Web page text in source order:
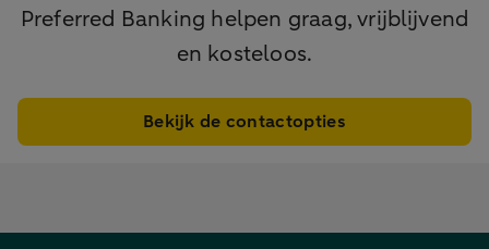
Preferred Banking helpen graag, vrijblijvend
en kosteloos.
Bekijk de contactopties